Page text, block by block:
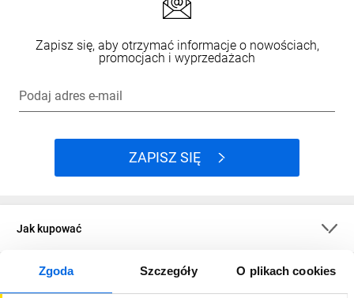
Zgoda Szczegóły O plikach cookies
Zapisz się, aby otrzymać informacje o nowościach,
promocjach i wyprzedażach
Podaj adres e-mail
ZAPISZ SIĘ
Jak kupować
O firmie